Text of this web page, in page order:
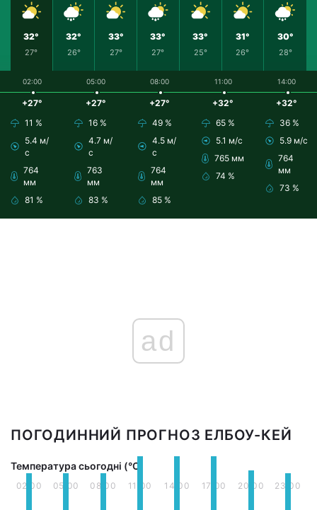
32°
27°
32°
26°
33°
27°
33°
27°
33°
25°
31°
26°
30°
28°
02:00
+27°
11 %
5.4 м/
с
764
мм
81 %
05:00
+27°
16 %
4.7 м/
с
763
мм
83 %
08:00
+27°
49 %
4.5 м/
с
764
мм
85 %
11:00
+32°
65 %
5.1 м/с
765 мм
74 %
14:00
+32°
36 %
5.9 м/с
764
мм
73 %
ad
ПОГОДИННИЙ ПРОГНОЗ ЕЛБОУ-КЕЙ
Температура сьогодні (°С)
02:00 05:00 08:00 11:00 14:00 17:00 20:00 23:00